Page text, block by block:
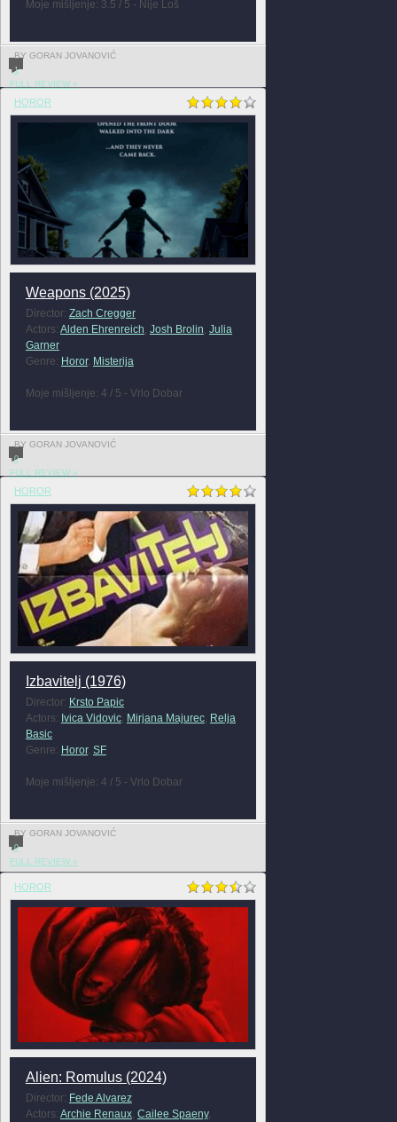
Moje mišljenje: 3.5 / 5 - Nije Loš
BY GORAN JOVANOVIĆ
1
FULL REVIEW »
HOROR
Weapons (2025)
Director: Zach Cregger
Actors: Alden Ehrenreich Josh Brolin Julia
Garner
Genre: Horor, Misterija
Moje mišljenje: 4 / 5 - Vrlo Dobar
BY GORAN JOVANOVIĆ
0
FULL REVIEW »
HOROR
Izbavitelj (1976)
Director: Krsto Papic
Actors: Ivica Vidovic, Mirjana Majurec, Relja
Basic
Genre: Horor, SF
Moje mišljenje: 4 / 5 - Vrlo Dobar
BY GORAN JOVANOVIĆ
0
FULL REVIEW »
HOROR
Alien: Romulus (2024)
Director: Fede Alvarez
Actors: Archie Renaux, Cailee Spaeny,